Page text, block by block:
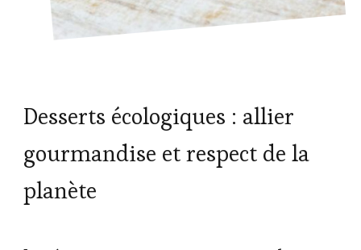
Desserts écologiques : allier
gourmandise et respect de la
planète